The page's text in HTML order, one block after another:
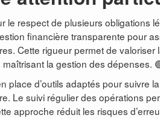
le respect de plusieurs obligations
financière transparente pour
Cette rigueur permet de
la gestion des dépenses.
place d’outils adaptés pour suivre
Le suivi régulier des opérations
approche réduit les risques